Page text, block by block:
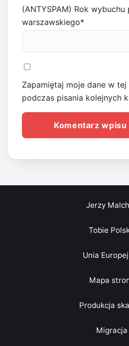
(ANTYSPAM) Rok wybuchu
warszawskiego*
Zapamiętaj moje dane w
podczas pisania kolejnych
Jerzy
Tobie
Unia
Mapa
Produkcja
Migracja